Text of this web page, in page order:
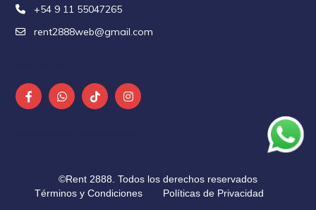
+54 9 11 55047265
rent2888web@gmail.com
©Rent 2888. Todos los derechos reservados
Términos y Condiciones
Políticas de Privacidad